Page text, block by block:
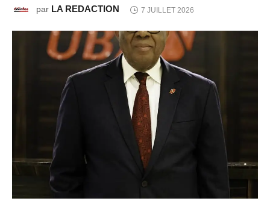
par LA REDACTION 7 JUILLET 2026